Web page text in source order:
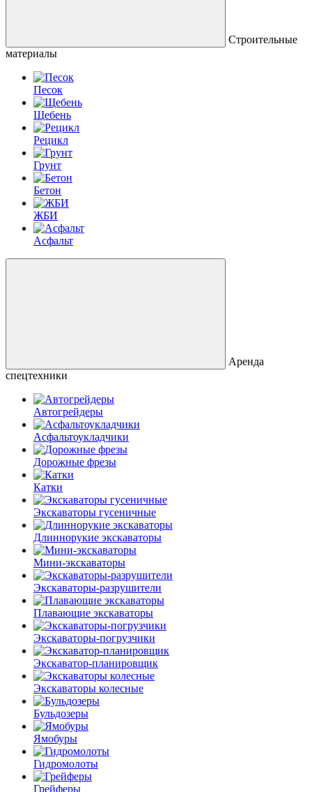
Строительные
материалы
Песок
Щебень
Рецикл
Грунт
Бетон
ЖБИ
Асфальт
Аренда
спецтехники
Автогрейдеры
Асфальто­укладчики
Дорожные фрезы
Катки
Экскаваторы гусеничные
Длиннорукие экскаваторы
Мини-экскаваторы
Экскаваторы-разрушители
Плавающие экскаваторы
Экскаваторы-погрузчики
Экскаватор-планировщик
Экскаваторы колесные
Бульдозеры
Ямобуры
Гидромолоты
Грейферы